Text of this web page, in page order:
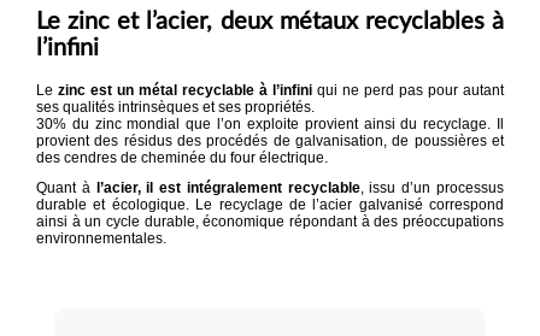
Le zinc et l’acier, deux métaux recyclables à
l’infini
Le zinc est un métal recyclable à l’infini qui ne perd pas pour autant
ses qualités intrinsèques et ses propriétés.
30% du zinc mondial que l’on exploite provient ainsi du recyclage. Il
provient des résidus des procédés de galvanisation, de poussières et
des cendres de cheminée du four électrique.
Quant à l’acier, il est intégralement recyclable, issu d’un processus
durable et écologique. Le recyclage de l’acier galvanisé correspond
ainsi à un cycle durable, économique répondant à des préoccupations
environnementales.